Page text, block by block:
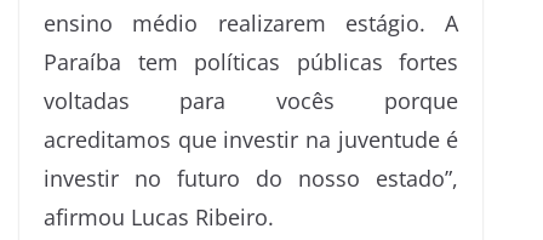
ensino médio realizarem estágio. A
Paraíba tem políticas públicas fortes
voltadas para vocês porque
acreditamos que investir na juventude é
investir no futuro do nosso estado”,
afirmou Lucas Ribeiro.